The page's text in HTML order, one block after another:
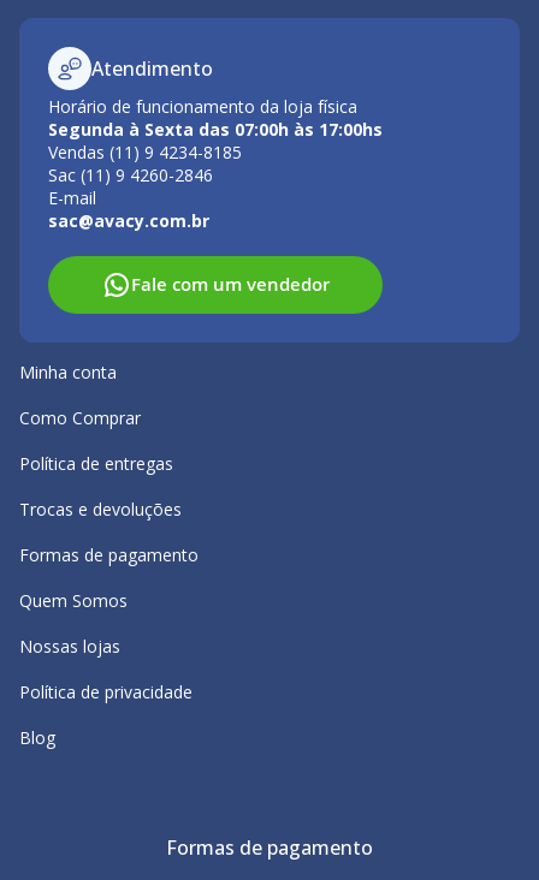
Atendimento
Horário de funcionamento da loja física
Segunda à Sexta das 07:00h às 17:00hs
Vendas (11) 9 4234-8185
Sac (11) 9 4260-2846
E-mail
sac@avacy.com.br
Fale com um vendedor
Minha conta
Como Comprar
Política de entregas
Trocas e devoluções
Formas de pagamento
Quem Somos
Nossas lojas
Política de privacidade
Blog
Formas de pagamento